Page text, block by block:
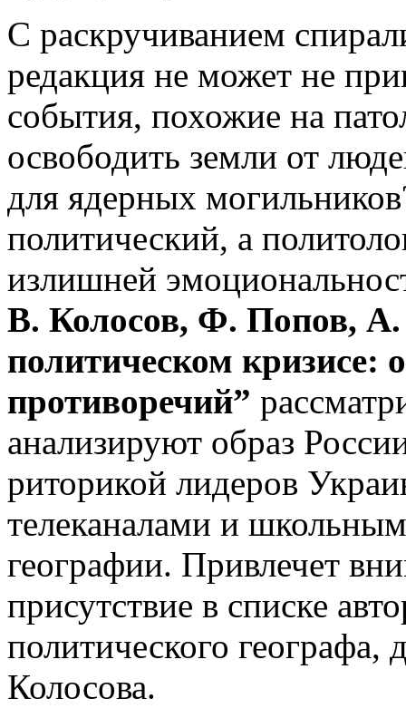
С раскручиванием
редакция не может не
события, похожие на
освободить земли от
для ядерных
политический, а
излишней
В. Колосов, Ф. Попов, А.
политическом кризисе:
противоречий”
анализируют образ
риторикой лидеров
телеканалами и
географии. Привлечет
присутствие в списке
политического географа,
Колосова.